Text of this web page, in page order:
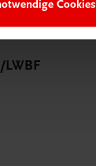
Cookies
LWBF